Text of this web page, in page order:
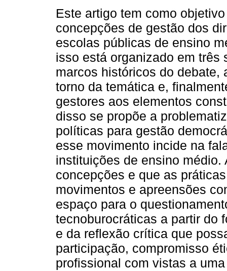
Este artigo tem como
concepções de gestão dos
escolas públicas de ensino
isso está organizado em três
marcos históricos do debate,
torno da temática e,
gestores aos elementos
disso se propõe a
políticas para gestão
esse movimento incide na
instituições de ensino
concepções e que as
movimentos e apreensões
espaço para o
tecnoburocráticas a partir do
e da reflexão crítica que
participação, compromisso
profissional com vistas a